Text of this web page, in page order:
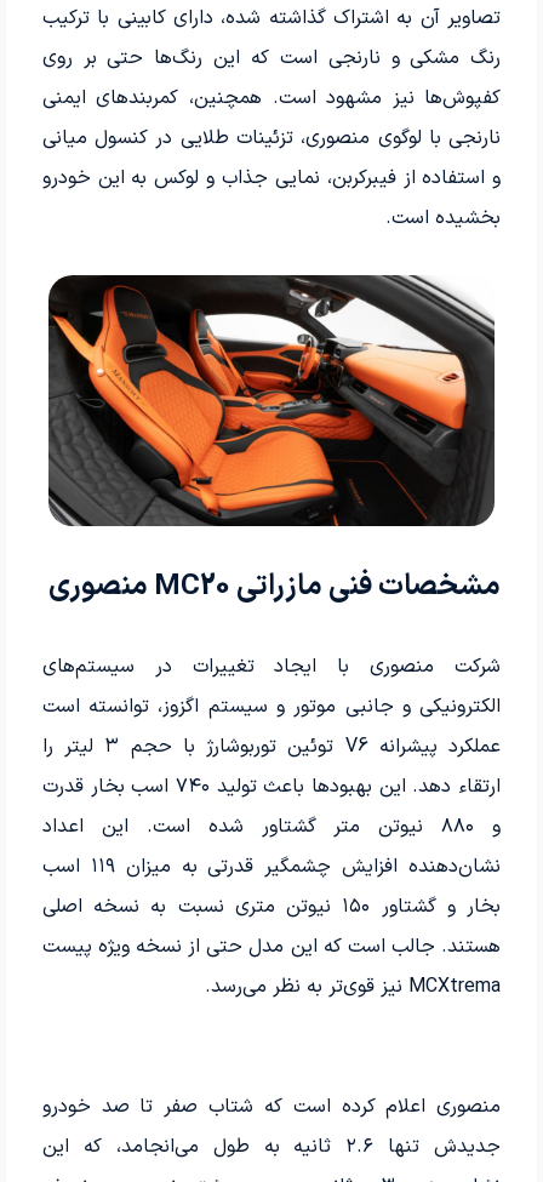
تصاویر آن به اشتراک گذاشته شده، دارای کابینی با ترکیب
رنگ مشکی و نارنجی است که این رنگ‌ها حتی بر روی
کفپوش‌ها نیز مشهود است. همچنین، کمربندهای ایمنی
نارنجی با لوگوی منصوری، تزئینات طلایی در کنسول میانی
و استفاده از فیبرکربن، نمایی جذاب و لوکس به این خودرو
بخشیده است.
مشخصات فنی مازراتی MC20 منصوری
شرکت منصوری با ایجاد تغییرات در سیستم‌های
الکترونیکی و جانبی موتور و سیستم اگزوز، توانسته است
عملکرد پیشرانه V6 توئین توربوشارژ با حجم ۳ لیتر را
ارتقاء دهد. این بهبودها باعث تولید ۷۴۰ اسب بخار قدرت
و ۸۸۰ نیوتن متر گشتاور شده است. این اعداد
نشان‌دهنده افزایش چشمگیر قدرتی به میزان ۱۱۹ اسب
بخار و گشتاور ۱۵۰ نیوتن متری نسبت به نسخه اصلی
هستند. جالب است که این مدل حتی از نسخه ویژه پیست
MCXtrema نیز قوی‌تر به نظر می‌رسد.
منصوری اعلام کرده است که شتاب صفر تا صد خودرو
جدیدش تنها ۲.۶ ثانیه به طول می‌انجامد، که این